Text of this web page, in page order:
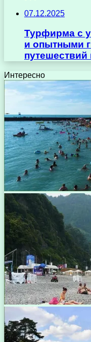
07.12.2025
Турфирма с
и опытными
путешествий
Интересно